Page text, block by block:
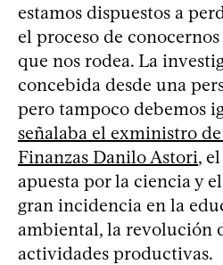
estamos dispuestos a
el proceso de
que nos rodea. La
concebida desde una
pero tampoco debemos
señalaba el exministro
Finanzas Danilo Astori,
apuesta por la ciencia y
gran incidencia en la
ambiental, la revolución
actividades productivas.